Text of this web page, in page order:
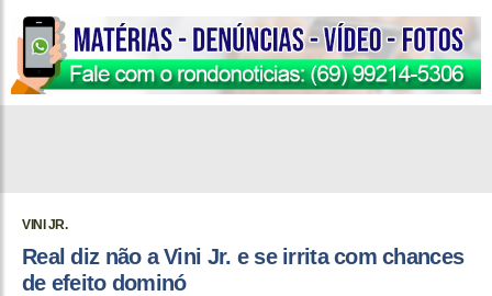
VINI JR.
Real diz não a Vini Jr. e se irrita com chances
de efeito dominó